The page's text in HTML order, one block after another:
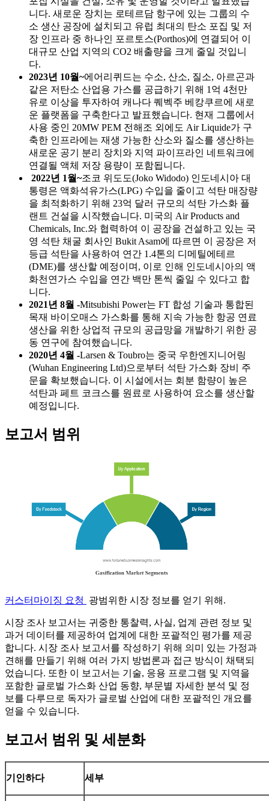
니다. 새로운 장치는 로테르담 항구에 있는 그룹의 수
소 생산 공장에 설치되고 유럽 최대의 탄소 포집 및 저
장 인프라 중 하나인 포르토스(Porthos)에 연결되어 이
대규모 산업 지역의 CO2 배출량을 크게 줄일 것입니
다.
2023년 10월~에어리퀴드는 수소, 산소, 질소, 아르곤과
같은 저탄소 산업용 가스를 공급하기 위해 1억 4천만
유로 이상을 투자하여 캐나다 퀘벡주 베캉쿠르에 새로
운 플랫폼을 구축한다고 발표했습니다. 현재 그룹에서
사용 중인 20MW PEM 전해조 외에도 Air Liquide가 구
축한 인프라에는 재생 가능한 산소와 질소를 생산하는
새로운 공기 분리 장치와 지역 파이프라인 네트워크에
연결될 액체 저장 용량이 포함됩니다.
2022년 1월~조코 위도도(Joko Widodo) 인도네시아 대
통령은 액화석유가스(LPG) 수입을 줄이고 석탄 매장량
을 최적화하기 위해 23억 달러 규모의 석탄 가스화 플
랜트 건설을 시작했습니다. 미국의 Air Products and
Chemicals, Inc.와 협력하여 이 공장을 건설하고 있는 국
영 석탄 채굴 회사인 Bukit Asam에 따르면 이 공장은 저
등급 석탄을 사용하여 연간 1.4톤의 디메틸에테르
(DME)를 생산할 예정이며, 이로 인해 인도네시아의 액
화천연가스 수입을 연간 백만 톤씩 줄일 수 있다고 합
니다.
2021년 8월 -Mitsubishi Power는 FT 합성 기술과 통합된
목재 바이오매스 가스화를 통해 지속 가능한 항공 연료
생산을 위한 상업적 규모의 공급망을 개발하기 위한 공
동 연구에 참여했습니다.
2020년 4월 -Larsen & Toubro는 중국 우한엔지니어링
(Wuhan Engineering Ltd)으로부터 석탄 가스화 장비 주
문을 확보했습니다. 이 시설에서는 회분 함량이 높은
석탄과 페트 코크스를 원료로 사용하여 요소를 생산할
예정입니다.
보고서 범위
커스터마이징 요청 광범위한 시장 정보를 얻기 위해.
시장 조사 보고서는 귀중한 통찰력, 사실, 업계 관련 정보 및
과거 데이터를 제공하여 업계에 대한 포괄적인 평가를 제공
합니다. 시장 조사 보고서를 작성하기 위해 의미 있는 가정과
견해를 만들기 위해 여러 가지 방법론과 접근 방식이 채택되
었습니다. 또한 이 보고서는 기술, 응용 프로그램 및 지역을
포함한 글로벌 가스화 산업 동향, 부문별 자세한 분석 및 정
보를 다루므로 독자가 글로벌 산업에 대한 포괄적인 개요를
얻을 수 있습니다.
보고서 범위 및 세분화
기인하다 세부